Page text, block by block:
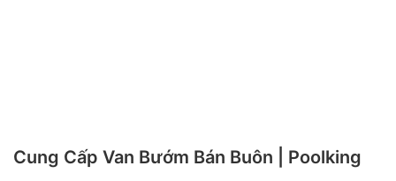
Cung Cấp Van Bướm Bán Buôn | Poolking